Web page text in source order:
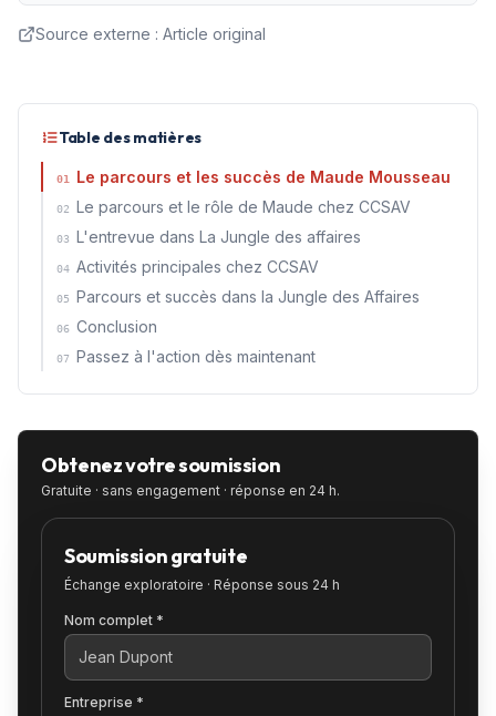
Source externe : Article original
Table des matières
01 Le parcours et les succès de Maude Mousseau
02 Le parcours et le rôle de Maude chez CCSAV
03 L'entrevue dans La Jungle des affaires
04 Activités principales chez CCSAV
05 Parcours et succès dans la Jungle des Affaires
06 Conclusion
07 Passez à l'action dès maintenant
Obtenez votre soumission
Gratuite · sans engagement · réponse en 24 h.
Soumission gratuite
Échange exploratoire · Réponse sous 24 h
Nom complet *
Entreprise *